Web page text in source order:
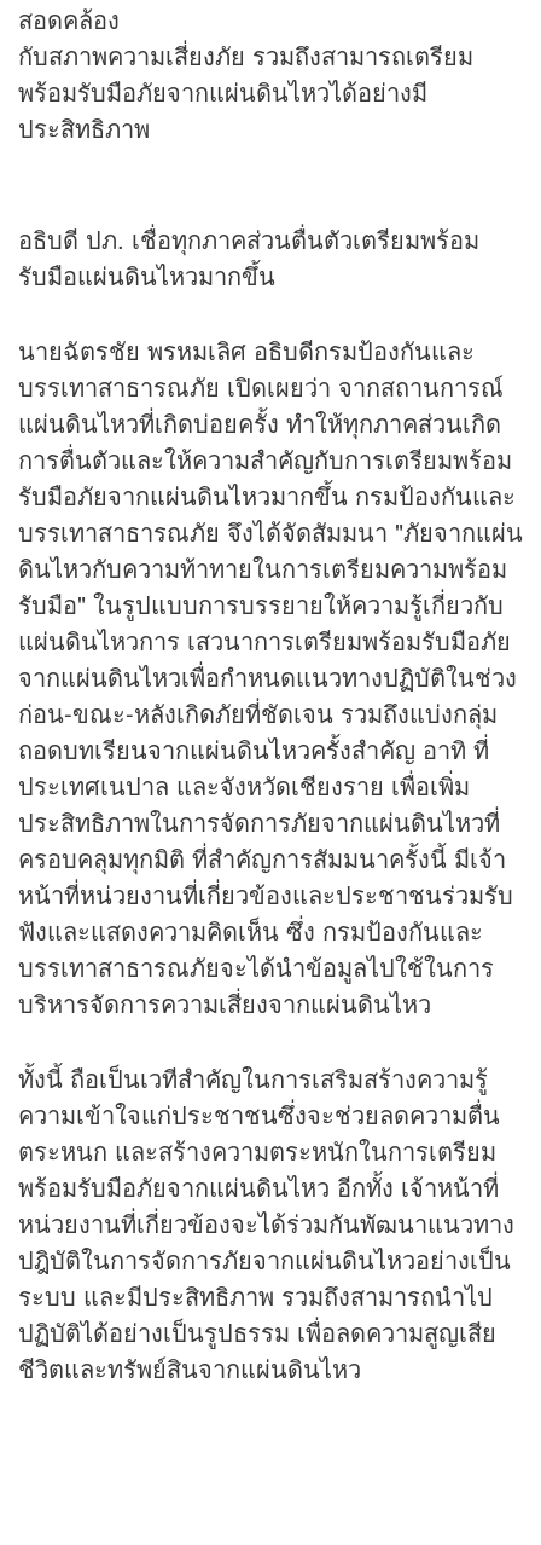
สอดคล้อง
กับสภาพความเสี่ยงภัย รวมถึงสามารถเตรียม
พร้อมรับมือภัยจากแผ่นดินไหวได้อย่างมี
ประสิทธิภาพ
อธิบดี ปภ. เชื่อทุกภาคส่วนตื่นตัวเตรียมพร้อม
รับมือแผ่นดินไหวมากขึ้น
นายฉัตรชัย พรหมเลิศ อธิบดีกรมป้องกันและ
บรรเทาสาธารณภัย เปิดเผยว่า จากสถานการณ์
แผ่นดินไหวที่เกิดบ่อยครั้ง ทำให้ทุกภาคส่วนเกิด
การตื่นตัวและให้ความสำคัญกับการเตรียมพร้อม
รับมือภัยจากแผ่นดินไหวมากขึ้น กรมป้องกันและ
บรรเทาสาธารณภัย จึงได้จัดสัมมนา "ภัยจากแผ่น
ดินไหวกับความท้าทายในการเตรียมความพร้อม
รับมือ" ในรูปแบบการบรรยายให้ความรู้เกี่ยวกับ
แผ่นดินไหวการ เสวนาการเตรียมพร้อมรับมือภัย
จากแผ่นดินไหวเพื่อกำหนดแนวทางปฏิบัติในช่วง
ก่อน-ขณะ-หลังเกิดภัยที่ชัดเจน รวมถึงแบ่งกลุ่ม
ถอดบทเรียนจากแผ่นดินไหวครั้งสำคัญ อาทิ ที่
ประเทศเนปาล และจังหวัดเชียงราย เพื่อเพิ่ม
ประสิทธิภาพในการจัดการภัยจากแผ่นดินไหวที่
ครอบคลุมทุกมิติ ที่สำคัญการสัมมนาครั้งนี้ มีเจ้า
หน้าที่หน่วยงานที่เกี่ยวข้องและประชาชนร่วมรับ
ฟังและแสดงความคิดเห็น ซึ่ง กรมป้องกันและ
บรรเทาสาธารณภัยจะได้นำข้อมูลไปใช้ในการ
บริหารจัดการความเสี่ยงจากแผ่นดินไหว
ทั้งนี้ ถือเป็นเวทีสำคัญในการเสริมสร้างความรู้
ความเข้าใจแก่ประชาชนซึ่งจะช่วยลดความตื่น
ตระหนก และสร้างความตระหนักในการเตรียม
พร้อมรับมือภัยจากแผ่นดินไหว อีกทั้ง เจ้าหน้าที่
หน่วยงานที่เกี่ยวข้องจะได้ร่วมกันพัฒนาแนวทาง
ปฎิบัติในการจัดการภัยจากแผ่นดินไหวอย่างเป็น
ระบบ และมีประสิทธิภาพ รวมถึงสามารถนำไป
ปฏิบัติได้อย่างเป็นรูปธรรม เพื่อลดความสูญเสีย
ชีวิตและทรัพย์สินจากแผ่นดินไหว